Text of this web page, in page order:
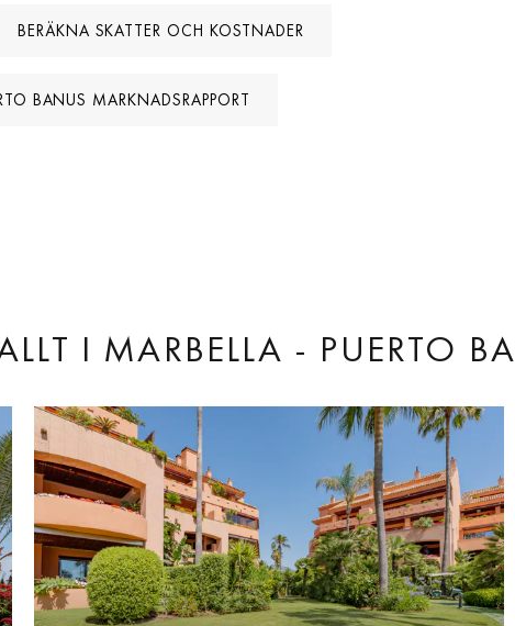
BERÄKNA SKATTER OCH KOSTNADER
BANUS MARKNADSRAPPORT
I MARBELLA - PUERTO